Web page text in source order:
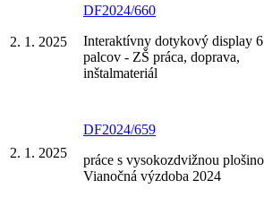
2. 1. 2025
DF2024/660
Interaktívny dotykový display
palcov - ZŠ práca, doprava,
inštalmateriál
2. 1. 2025
DF2024/659
práce s vysokozdvižnou
Vianočná výzdoba 2024